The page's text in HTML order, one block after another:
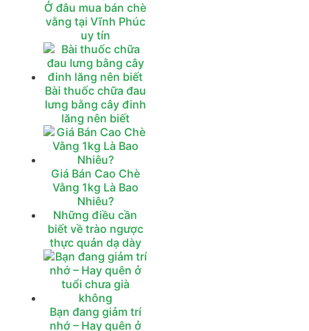
Ở đâu mua bán chè
vằng tại Vĩnh Phúc
uy tín
Bài thuốc chữa đau
lưng bằng cây đinh
lăng nên biết
Giá Bán Cao Chè
Vằng 1kg Là Bao
Nhiêu?
Những điều cần
biết về trào ngược
thực quản dạ dày
Bạn đang giảm trí
nhớ – Hay quên ở